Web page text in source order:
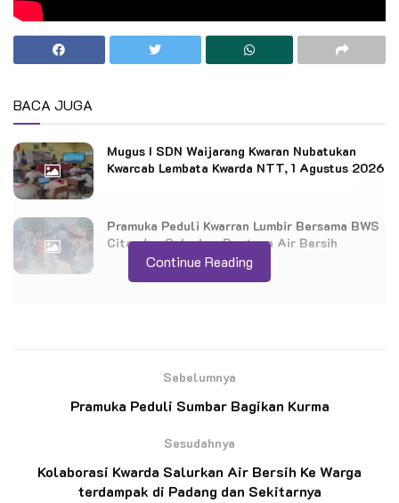
BACA JUGA
Mugus I SDN Waijarang Kwaran Nubatukan
Kwarcab Lembata Kwarda NTT, 1 Agustus 2026
Pramuka Peduli Kwarran Lumbir Bersama BWS
Citanduy Salurkan Bantuan Air Bersih
Continue Reading
aksi pramuka peduli Kwarcab Kota Bekasi
Sebelumnya
Pramuka Peduli Sumbar Bagikan Kurma
Sesudahnya
Kolaborasi Kwarda Salurkan Air Bersih Ke Warga
terdampak di Padang dan Sekitarnya